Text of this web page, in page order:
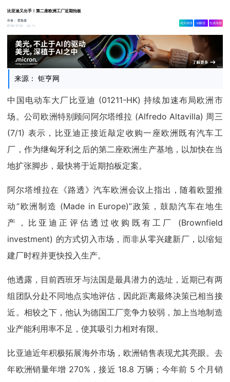
比亚迪又出手！第二座欧洲工厂近期拍板
作者：爱集微
07-02 17:15
5.7w
相关舆情 AI解读 生成海报
来源： 钜亨网
中国电动车大厂比亚迪 (01211-HK) 持续加速布局欧洲市
场。公司欧洲特别顾问阿尔塔维拉 (Alfredo Altavilla) 周三
(7/1) 表示，比亚迪正接近敲定收购一座欧洲既有汽车工
厂，作为继匈牙利之后的第二座欧洲生产基地，以加快在当
地扩张脚步，最快将于近期拍板定案。
阿尔塔维拉在《路透》汽车欧洲会议上指出，随着欧盟推
动“欧洲制造 (Made in Europe)”政策，鼓励汽车在地生
产，比亚迪正评估透过收购既有工厂 (Brownfield
investment) 的方式切入市场，而非从零兴建新厂，以缩短
建厂时程并更快投入生产。
他透露，目前西班牙与法国是最具潜力的选址，近期已有两
组团队分赴不同地点实地评估，因此距离最终决策已相当接
近。相较之下，他认为德国工厂竞争力较弱，加上当地制造
业产能利用率不足，使其吸引力相对有限。
比亚迪近年积极拓展海外市场，欧洲销售表现尤其亮眼。去
年欧洲销量年增 270%，接近 18.8 万辆；今年前 5 个月销